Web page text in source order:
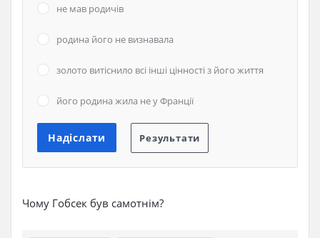
не мав родичів
родина його не визнавала
золото витіснило всі інші цінності з його життя
його родина жила не у Франції
Чому Гобсек був самотнім?